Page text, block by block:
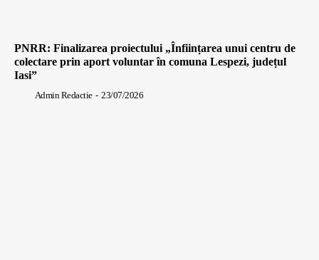
PNRR: Finalizarea proiectului „Înființarea unui centru de
colectare prin aport voluntar în comuna Lespezi, județul
Iasi”
Admin Redactie - 23/07/2026